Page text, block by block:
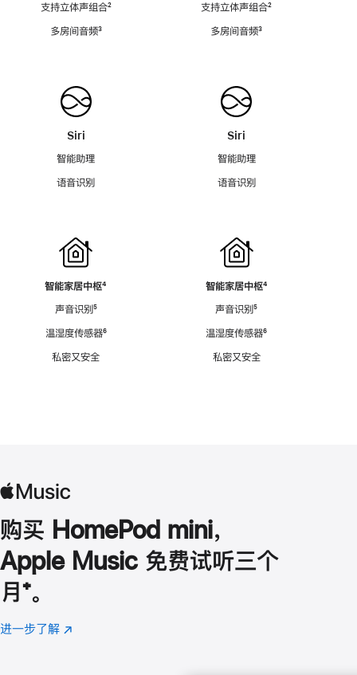
支持立体声组合脚
²
多房间音频脚
³
Siri
智能助理
语音识别
智能家居中枢脚
⁴
声音识别脚
⁵
温湿度传感器脚
⁶
私密又安全
支持立体声组合脚
²
多房间音频脚
³
Siri
智能助理
语音识别
智能家居中枢脚
⁴
声音识别脚
⁵
温湿度传感器脚
⁶
私密又安全
购买 HomePod mini，
Apple Music 免费试听三个
月 脚
注
⁺。
进一步了解 Apple
(在